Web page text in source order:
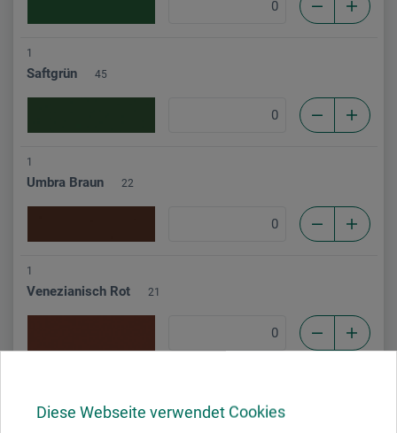
Diese Webseite verwendet Cookies
1
Saftgrün 45
1
Umbra Braun 22
1
Venezianisch Rot 21